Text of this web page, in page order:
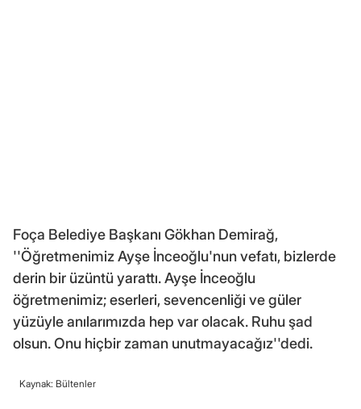
Foça Belediye Başkanı Gökhan Demirağ,
''Öğretmenimiz Ayşe İnceoğlu'nun vefatı, bizlerde
derin bir üzüntü yarattı. Ayşe İnceoğlu
öğretmenimiz; eserleri, sevencenliği ve güler
yüzüyle anılarımızda hep var olacak. Ruhu şad
olsun. Onu hiçbir zaman unutmayacağız''dedi.
Kaynak: Bültenler